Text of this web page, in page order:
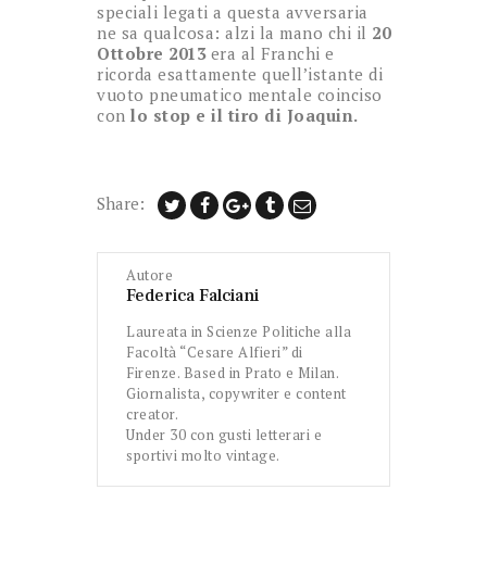
speciali legati a questa avversaria
ne sa qualcosa: alzi la mano chi il 20
Ottobre 2013era al Franchi e
ricorda esattamente quell’istante di
vuoto pneumatico mentale coinciso
con lo stop e il tiro di Joaquin.
Share:
Autore
Federica Falciani
Laureata in Scienze Politiche alla
Facoltà “Cesare Alfieri” di
Firenze. Based in Prato e Milan.
Giornalista, copywriter e content
creator.
Under 30 con gusti letterari e
sportivi molto vintage.